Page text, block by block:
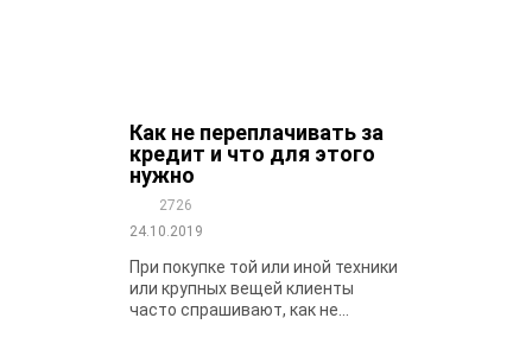
Как не переплачивать за
кредит и что для этого
нужно
2726
24.10.2019
При покупке той или иной техники
или крупных вещей клиенты
часто спрашивают, как не...